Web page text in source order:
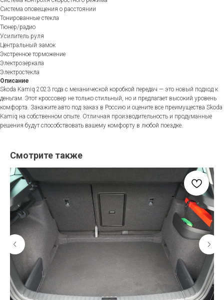
Система оповещения о расстоянии
Тонированные стекла
Тюнер/радио
Усилитель руля
Центральный замок
Экстренное торможение
Электрозеркала
Электростекла
Описание
Skoda Kamiq 2023 года с механической коробкой передач — это новый подход к
деньгам. Этот кроссовер не только стильный, но и предлагает высокий уровень
комфорта. Закажите авто под заказ в Россию и оцените все преимущества Skoda
Kamiq на собственном опыте. Отличная производительность и продуманные
решения будут способствовать вашему комфорту в любой поездке.
Смотрите также